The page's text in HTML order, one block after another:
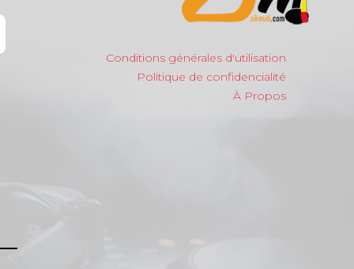
Conditions générales d'utilisation
Politique de confidencialité
À Propos